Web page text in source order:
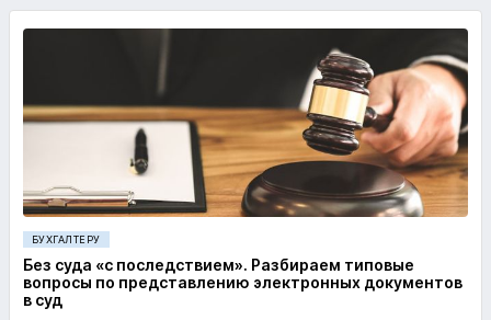
БУХГАЛТЕРУ
Без суда «с последствием». Разбираем типовые
вопросы по представлению электронных документов
в суд